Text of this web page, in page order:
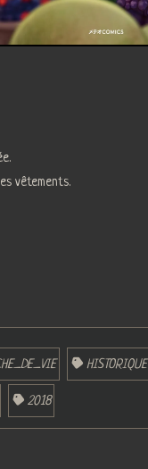
vêtements.
HISTORIQUE
2018